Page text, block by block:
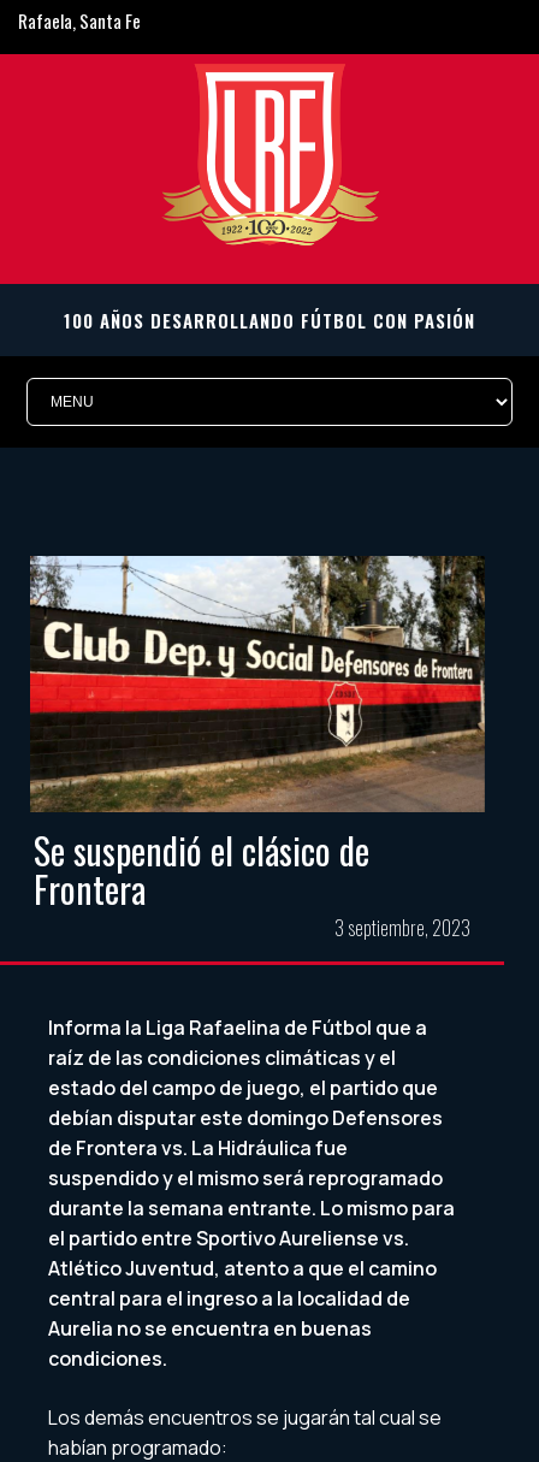
Rafaela, Santa Fe
ligarafaelina@gmail.com
Se suspendió el clásico de
Frontera
3 septiembre, 2023
Informa la Liga Rafaelina de Fútbol que a
raíz de las condiciones climáticas y el
estado del campo de juego, el partido que
debían disputar este domingo Defensores
de Frontera vs. La Hidráulica fue
suspendido y el mismo será reprogramado
durante la semana entrante. Lo mismo para
el partido entre Sportivo Aureliense vs.
Atlético Juventud, atento a que el camino
central para el ingreso a la localidad de
Aurelia no se encuentra en buenas
condiciones.
Los demás encuentros se jugarán tal cual se
habían programado: